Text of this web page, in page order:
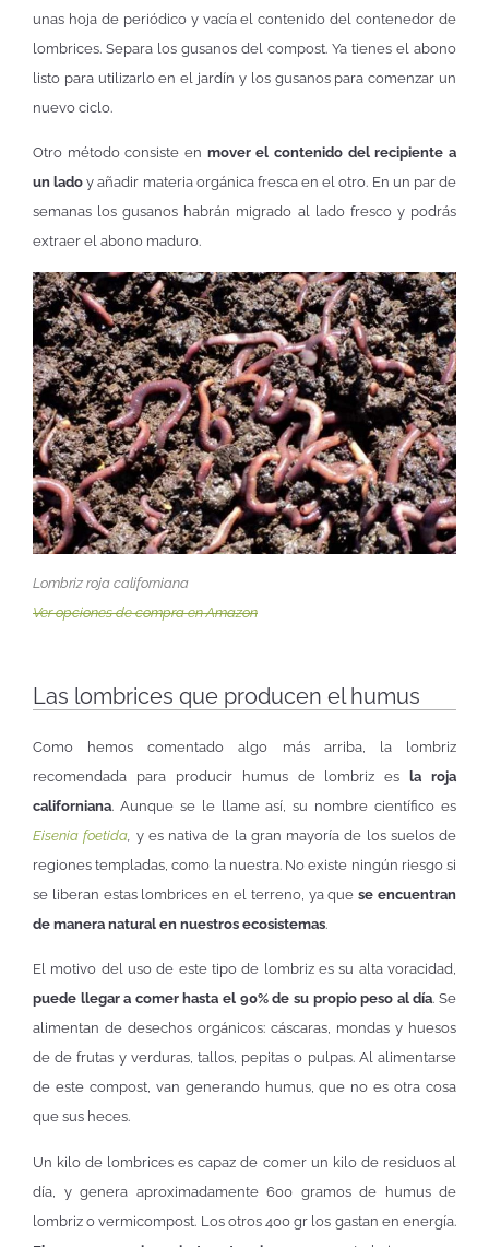
unas hoja de periódico y vacía el contenido del contenedor de
lombrices. Separa los gusanos del compost. Ya tienes el abono
listo para utilizarlo en el jardín y los gusanos para comenzar un
nuevo ciclo.
Otro método consiste en mover el contenido del recipiente a
un lado y añadir materia orgánica fresca en el otro. En un par de
semanas los gusanos habrán migrado al lado fresco y podrás
extraer el abono maduro.
Lombriz roja californiana
Ver opciones de compra en Amazon
Las lombrices que producen el humus
Como hemos comentado algo más arriba, la lombriz
recomendada para producir humus de lombriz esla roja
californiana. Aunque se le llame así, su nombre científico es
Eisenia foetida, y es nativa de la gran mayoría de los suelos de
regiones templadas, como la nuestra. No existe ningún riesgo si
se liberan estas lombrices en el terreno, ya quese encuentran
de manera natural en nuestros ecosistemas.
El motivo del uso de este tipo de lombriz es su alta voracidad,
puede llegar a comer hasta el 90% de su propio peso al día. Se
alimentan de desechos orgánicos: cáscaras, mondas y huesos
de de frutas y verduras, tallos, pepitas o pulpas. Al alimentarse
de este compost, van generando humus, que no es otra cosa
que sus heces.
Un kilo de lombrices es capaz de comer un kilo de residuos al
día, y genera aproximadamente 600 gramos de humus de
lombriz o vermicompost. Los otros 400 gr los gastan en energía.